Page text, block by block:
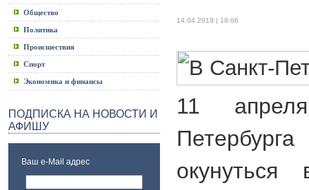
Общество
Политика
Происшествия
Спорт
Экономика и финансы
ПОДПИСКА НА НОВОСТИ И
АФИШУ
Ваш e-Mail адрес
14.04.2019 | 18:06
11